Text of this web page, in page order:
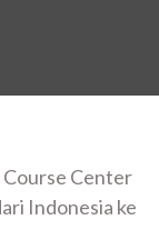
Center
Indonesia ke